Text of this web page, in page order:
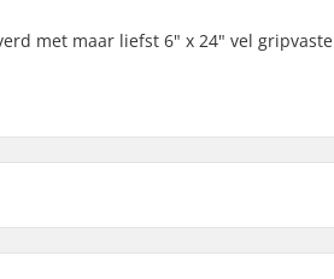
met maar liefst 6" x 24" vel gripvaste
Gewicht: